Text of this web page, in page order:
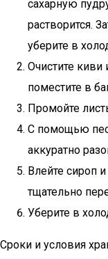
сахарную
растворится.
уберите в
Очистите киви
поместите в
Промойте
С помощью
аккуратно
Влейте сироп
тщательно
Уберите в
Сроки и условия